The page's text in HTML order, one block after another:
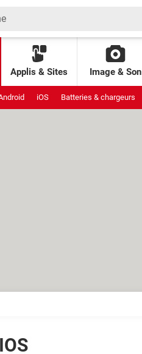
Applis & Sites Image & Son
iOS Batteries & chargeurs